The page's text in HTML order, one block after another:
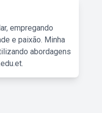
empregando
e paixão. Minha
abordagens